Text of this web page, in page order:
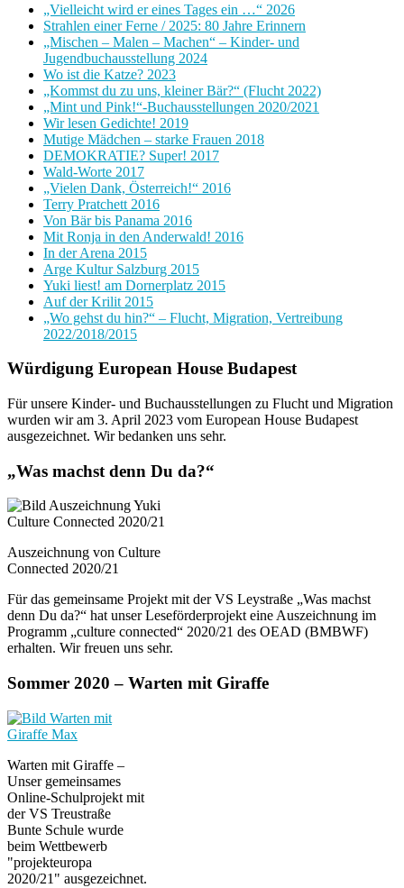
„Vielleicht wird er eines Tages ein …“ 2026
Strahlen einer Ferne / 2025: 80 Jahre Erinnern
„Mischen – Malen – Machen“ – Kinder- und
Jugendbuchausstellung 2024
Wo ist die Katze? 2023
„Kommst du zu uns, kleiner Bär?“ (Flucht 2022)
„Mint und Pink!“-Buchausstellungen 2020/2021
Wir lesen Gedichte! 2019
Mutige Mädchen – starke Frauen 2018
DEMOKRATIE? Super! 2017
Wald-Worte 2017
„Vielen Dank, Österreich!“ 2016
Terry Pratchett 2016
Von Bär bis Panama 2016
Mit Ronja in den Anderwald! 2016
In der Arena 2015
Arge Kultur Salzburg 2015
Yuki liest! am Dornerplatz 2015
Auf der Krilit 2015
„Wo gehst du hin?“ – Flucht, Migration, Vertreibung
2022/2018/2015
Würdigung European House Budapest
Für unsere Kinder- und Buchausstellungen zu Flucht und Migration
wurden wir am 3. April 2023 vom European House Budapest
ausgezeichnet. Wir bedanken uns sehr.
„Was machst denn Du da?“
Auszeichnung von Culture
Connected 2020/21
Für das gemeinsame Projekt mit der VS Leystraße „Was machst
denn Du da?“ hat unser Leseförderprojekt eine Auszeichnung im
Programm „culture connected“ 2020/21 des OEAD (BMBWF)
erhalten. Wir freuen uns sehr.
Sommer 2020 – Warten mit Giraffe
Warten mit Giraffe –
Unser gemeinsames
Online-Schulprojekt mit
der VS Treustraße
Bunte Schule wurde
beim Wettbewerb
"projekteuropa
2020/21" ausgezeichnet.